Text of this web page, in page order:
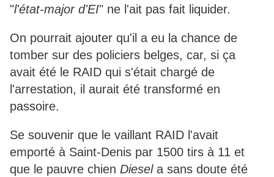
"l'état-major d'EI" ne l'ait pas fait liquider.
On pourrait ajouter qu'il a eu la chance de
tomber sur des policiers belges, car, si ça
avait été le RAID qui s'était chargé de
l'arrestation, il aurait été transformé en
passoire.
Se souvenir que le vaillant RAID l'avait
emporté à Saint-Denis par 1500 tirs à 11 et
que le pauvre chien Diesela sans doute été